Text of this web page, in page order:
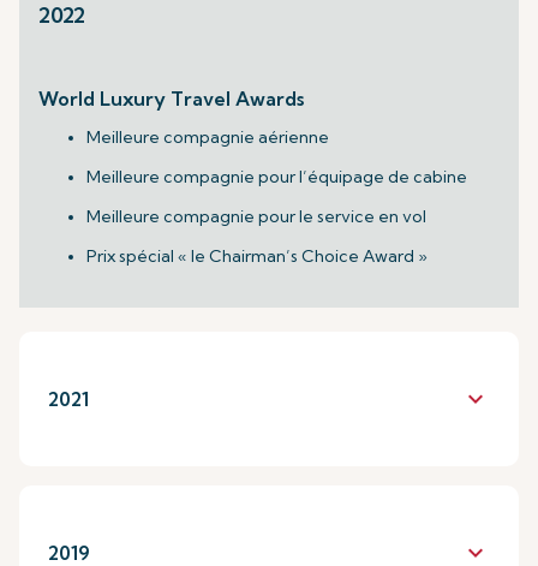
2022
World Luxury Travel Awards
Meilleure compagnie aérienne
Meilleure compagnie pour l’équipage de cabine
Meilleure compagnie pour le service en vol
Prix spécial « le Chairman’s Choice Award »
2021 keyboard_arrow_down
2019 keyboard_arrow_down